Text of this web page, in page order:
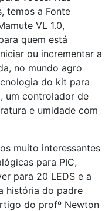
temos a Fonte
VL 1.0,
quem está
ou incrementar a
no mundo agro
do kit para
um controlador de
e umidade com
muito interessantes
para PIC,
para 20 LEDS e a
história do padre
do profº Newton